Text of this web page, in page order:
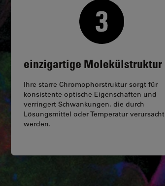
einzigartige Molekülstruktur
Ihre starre Chromophorstruktur sorgt für
konsistente optische Eigenschaften und
verringert Schwankungen, die durch
Lösungsmittel oder Temperatur verursacht
werden.